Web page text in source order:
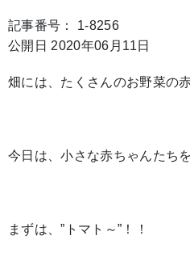
記事番号： 1-8256
公開日 2020年06月11日
畑には、たくさんのお野菜の
今日は、小さな赤ちゃんたち
まずは、”トマト～”！！